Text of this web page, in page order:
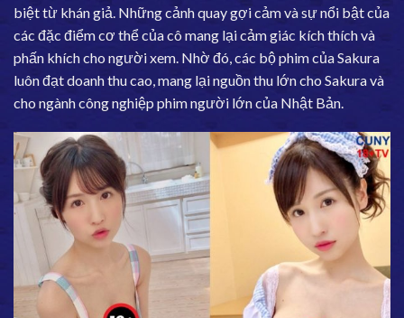
biệt từ khán giả. Những cảnh quay gợi cảm và sự nổi bật của
các đặc điểm cơ thể của cô mang lại cảm giác kích thích và
phấn khích cho người xem. Nhờ đó, các bộ phim của Sakura
luôn đạt doanh thu cao, mang lại nguồn thu lớn cho Sakura và
cho ngành công nghiệp phim người lớn của Nhật Bản.